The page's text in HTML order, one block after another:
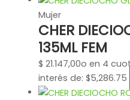
Mujer
CHER
135ML FEM
$ 21.147,00o en 4
interés de: $5,286.75